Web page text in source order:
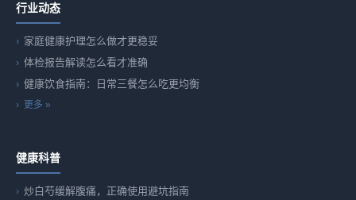
行业动态
家庭健康护理怎么做才更稳妥
体检报告解读怎么看才准确
健康饮食指南：日常三餐怎么吃更均衡
更多 »
健康科普
炒白芍缓解腹痛，正确使用避坑指南